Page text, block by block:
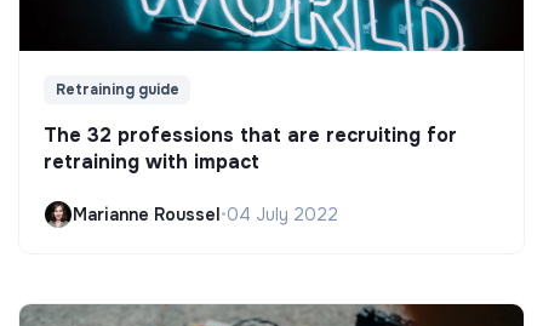
Retraining guide
The 32 professions that are recruiting for
retraining with impact
Marianne Roussel•04 July 2022